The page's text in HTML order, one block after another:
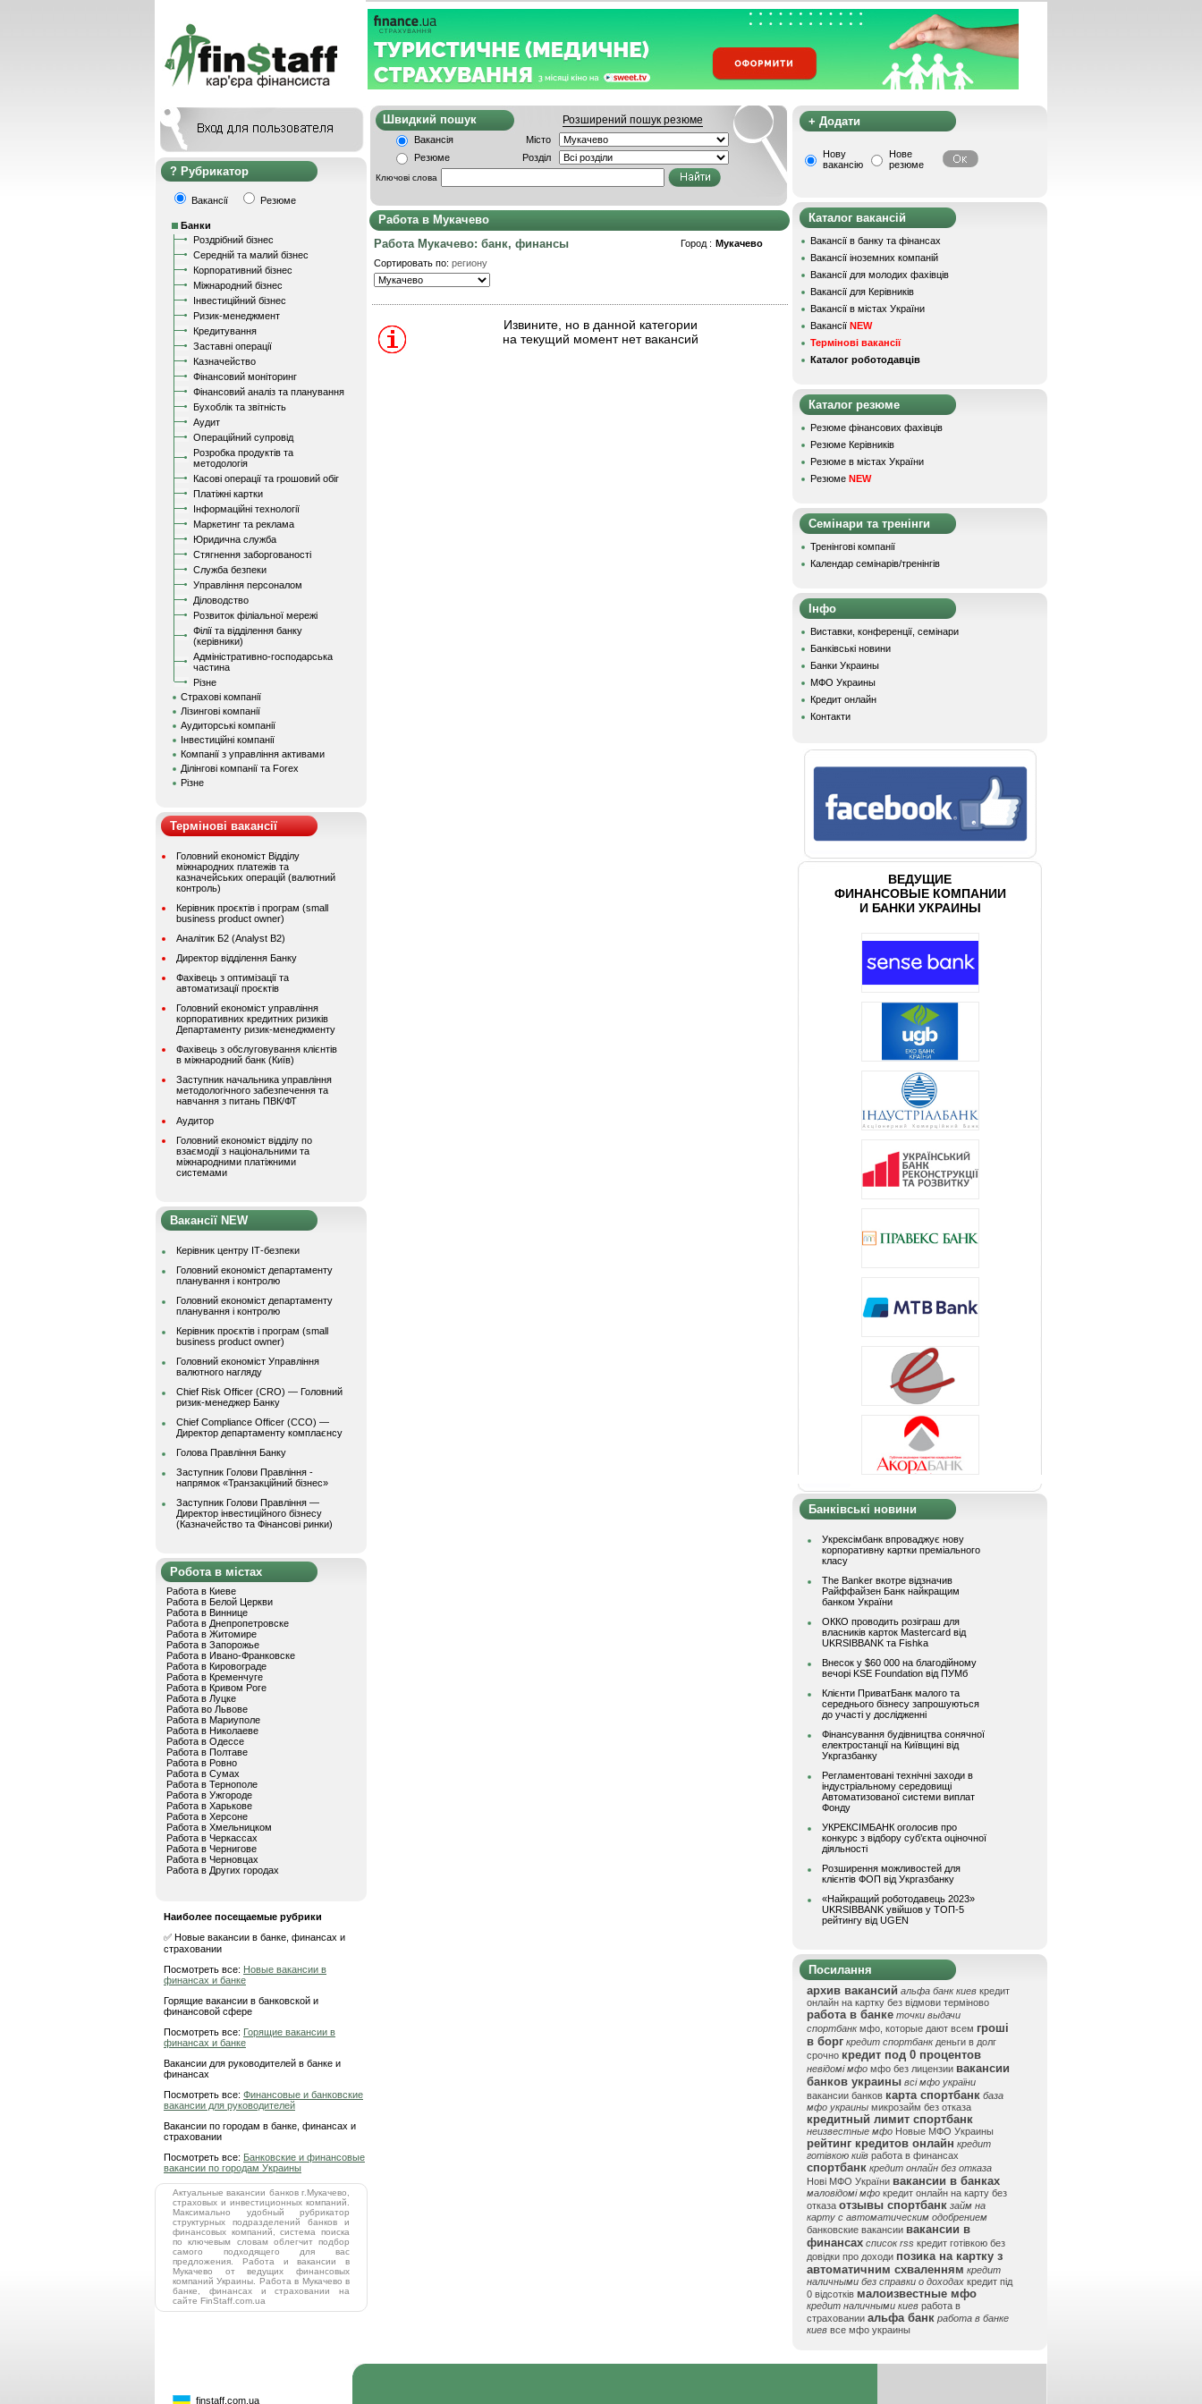
Рубрикатор
Вакансії Резюме
Банки
Роздрібний бізнес
Середній та малий бізнес
Корпоративний бізнес
Міжнародний бізнес
Інвестиційний бізнес
Ризик-менеджмент
Кредитування
Заставні операції
Казначейство
Фінансовий моніторинг
Фінансовий аналіз та планування
Бухоблік та звітність
Аудит
Операційний супровід
Розробка продуктів та
методологія
Касові операції та грошовий обіг
Платіжні картки
Інформаційні технології
Маркетинг та реклама
Юридична служба
Стягнення заборгованості
Служба безпеки
Управління персоналом
Діловодство
Розвиток філіальної мережі
Філії та відділення банку
(керівники)
Адміністративно-господарська
частина
Різне
Страхові компанії
Лізингові компанії
Аудиторські компанії
Інвестиційні компанії
Компанії з управління активами
Ділінгові компанії та Forex
Різне
Термінові вакансії
Головний економіст Відділу
міжнародних платежів та
казначейських операцій (валютний
контроль)
Керівник проєктів і програм (small
business product owner)
Аналітик Б2 (Analyst B2)
Директор відділення Банку
Фахівець з оптимізації та
автоматизації проєктів
Головний економіст управління
корпоративних кредитних ризиків
Департаменту ризик-менеджменту
Фахівець з обслуговування клієнтів
в міжнародний банк (Київ)
Заступник начальника управління
методологічного забезпечення та
навчання з питань ПВК/ФТ
Аудитор
Головний економіст відділу по
взаємодії з національними та
міжнародними платіжними
системами
Вакансії NEW
Керівник центру ІТ-безпеки
Головний економіст департаменту
планування і контролю
Головний економіст департаменту
планування і контролю
Керівник проєктів і програм (small
business product owner)
Головний економіст Управління
валютного нагляду
Chief Risk Officer (CRO) — Головний
ризик-менеджер Банку
Chief Compliance Officer (CCO) —
Директор департаменту комплаєнсу
Голова Правління Банку
Заступник Голови Правління -
напрямок «Транзакційний бізнес»
Заступник Голови Правління —
Директор інвестиційного бізнесу
(Казначейство та Фінансові ринки)
Робота в містах
Работа в Киеве
Работа в Белой Церкви
Работа в Виннице
Работа в Днепропетровске
Работа в Житомире
Работа в Запорожье
Работа в Ивано-Франковске
Работа в Кировограде
Работа в Кременчуге
Работа в Кривом Роге
Работа в Луцке
Работа во Львове
Работа в Мариуполе
Работа в Николаеве
Работа в Одессе
Работа в Полтаве
Работа в Ровно
Работа в Сумах
Работа в Тернополе
Работа в Ужгороде
Работа в Харькове
Работа в Херсоне
Работа в Хмельницком
Работа в Черкассах
Работа в Чернигове
Работа в Черновцах
Работа в Других городах
Наиболее посещаемые рубрики
✅ Новые вакансии в банке, финансах и
страховании
Посмотреть все: Новые вакансии в
финансах и банке
Горящие вакансии в банковской и
финансовой сфере
Посмотреть все: Горящие вакансии в
финансах и банке
Вакансии для руководителей в банке и
финансах
Посмотреть все: Финансовые и банковские
вакансии для руководителей
Вакансии по городам в банке, финансах и
страховании
Посмотреть все: Банковские и финансовые
вакансии по городам Украины
Актуальные вакансии банков г.Мукачево,
страховых и инвестиционных компаний.
Максимально удобный рубрикатор
структурных подразделений банков и
финансовых компаний, система поиска
по ключевым словам облегчит подбор
самого подходящего для вас
предложения. Работа и вакансии в
Мукачево от ведущих финансовых
компаний Украины. Работа в Мукачево в
банке, финансах и страховании на
сайте FinStaff.com.ua
Швидкий пошук Розширений пошук резюме
Вакансія
Місто
Резюме
Розділ
Ключові слова
Работа в Мукачево
Работа Мукачево: банк, финансы
Сортировать по: региону
Город : Мукачево
Извините, но в данной категории
на текущий момент нет вакансий
+ Додати
Нову
вакансію
Нове
резюме
Каталог вакансій
Вакансії в банку та фінансах
Вакансії іноземних компаній
Вакансії для молодих фахівців
Вакансії для Керівників
Вакансії в містах України
Вакансії NEW
Термінові вакансії
Каталог роботодавців
Каталог резюме
Резюме фінансових фахівців
Резюме Керівників
Резюме в містах України
Резюме NEW
Семінари та тренінги
Тренінгові компанії
Календар семінарів/тренінгів
Інфо
Виставки, конференції, семінари
Банківські новини
Банки Украины
МФО Украины
Кредит онлайн
Контакти
ВЕДУЩИЕ
ФИНАНСОВЫЕ КОМПАНИИ
И БАНКИ УКРАИНЫ
Банківські новини
Укрексімбанк впроваджує нову
корпоративну картки преміального
класу
The Banker вкотре відзначив
Райффайзен Банк найкращим
банком України
ОККО проводить розіграш для
власників карток Mastercard від
UKRSIBBANK та Fishka
Внесок у $60 000 на благодійному
вечорі KSE Foundation від ПУМб
Клієнти ПриватБанк малого та
середнього бізнесу запрошуються
до участі у дослідженні
Фінансування будівництва сонячної
електростанції на Київщині від
Укргазбанку
Регламентовані технічні заходи в
індустріальному середовищі
Автоматизованої системи виплат
Фонду
УКРЕКСІМБАНК оголосив про
конкурс з відбору суб’єкта оціночної
діяльності
Розширення можливостей для
клієнтів ФОП від Укргазбанку
«Найкращий роботодавець 2023»
UKRSIBBANK увійшов у ТОП-5
рейтингу від UGEN
Посилання
архив вакансий альфа банк киев кредит
онлайн на картку без відмови терміново
работа в банке точки выдачи
спортбанк мфо, которые дают всем гроші
в борг кредит спортбанк деньги в долг
срочно кредит под 0 процентов
невідомі мфо мфо без лицензии вакансии
банков украины всі мфо україни
вакансии банков карта спортбанк база
мфо украины микрозайм без отказа
кредитный лимит спортбанк
неизвестные мфо Новые МФО Украины
рейтинг кредитов онлайн кредит
готівкою київ работа в финансах
спортбанк кредит онлайн без отказа
Нові МФО України вакансии в банках
маловідомі мфо кредит онлайн на карту без
отказа отзывы спортбанк займ на
карту с автоматическим одобрением
банковские вакансии вакансии в
финансах список rss кредит готівкою без
довідки про доходи позика на картку з
автоматичним схваленням кредит
наличными без справки о доходах кредит під
0 відсотків малоизвестные мфо
кредит наличными киев работа в
страховании альфа банк работа в банке
киев все мфо украины
finstaff.com.ua